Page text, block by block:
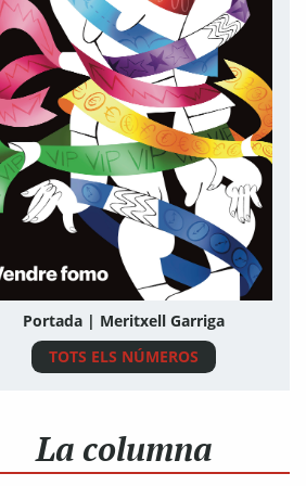
Portada | Meritxell Garriga
TOTS ELS NÚMEROS
La columna